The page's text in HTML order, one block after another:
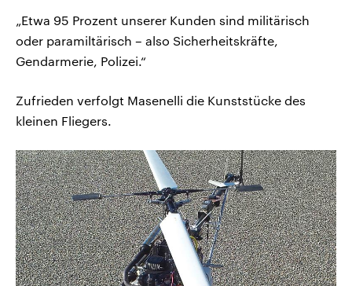
„Etwa 95 Prozent unserer Kunden sind militärisch
oder paramiltärisch – also Sicherheitskräfte,
Gendarmerie, Polizei.“
Zufrieden verfolgt Masenelli die Kunststücke des
kleinen Fliegers.